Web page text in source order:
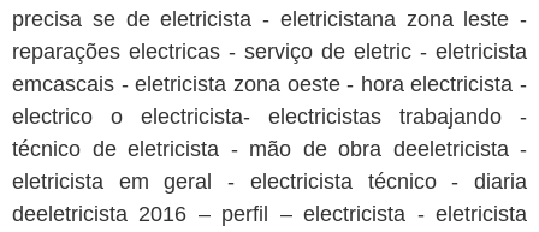
precisa se de eletricista - eletricistana zona leste -
reparações electricas - serviço de eletric - eletricista
emcascais - eletricista zona oeste - hora electricista -
electrico o electricista- electricistas trabajando -
técnico de eletricista - mão de obra deeletricista -
eletricista em geral - electricista técnico - diaria
deeletricista 2016 – perfil – electricista - eletricista